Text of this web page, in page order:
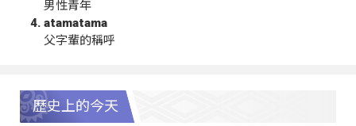
男性青年
atamatama
父字輩的稱呼
歷史上的今天